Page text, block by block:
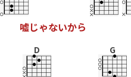
嘘じゃないから
D G